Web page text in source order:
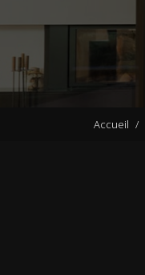
Accueil